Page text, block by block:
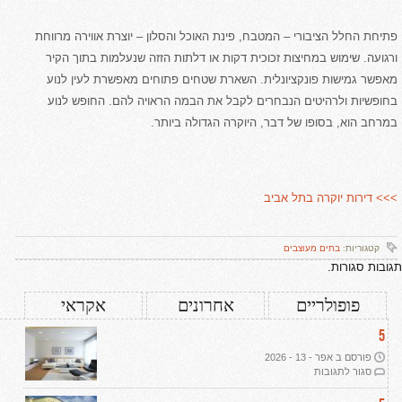
פתיחת החלל הציבורי – המטבח, פינת האוכל והסלון – יוצרת אווירה מרווחת
ורגועה. שימוש במחיצות זכוכית דקות או דלתות הזזה שנעלמות בתוך הקיר
מאפשר גמישות פונקציונלית. השארת שטחים פתוחים מאפשרת לעין לנוע
בחופשיות ולרהיטים הנבחרים לקבל את הבמה הראויה להם. החופש לנוע
במרחב הוא, בסופו של דבר, היוקרה הגדולה ביותר.
>>> דירות יוקרה בתל אביב
קטגוריות: בתים מעוצבים
תגובות סגורות.
פופולריים אחרונים אקראי
5
פורסם ב אפר - 13 - 2026
סגור לתגובותעל